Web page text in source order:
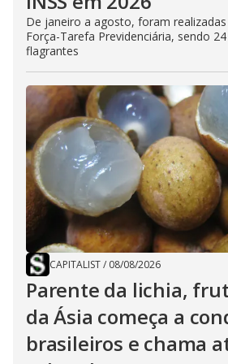
De janeiro a agosto, foram
Força-Tarefa Previdenciária, sendo
flagrantes
CAPITALIST/ 08/08/2026
Parente da lichia,
da Ásia começa a
brasileiros e chama